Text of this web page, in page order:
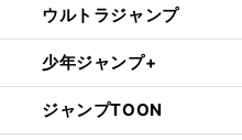
ウルトラジャンプ
少年ジャンプ+
ジャンプTOON